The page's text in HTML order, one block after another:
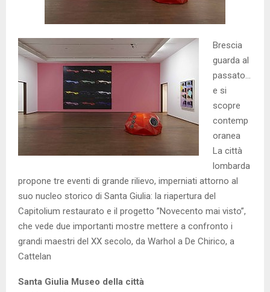
Brescia
guarda al
passato…
e si
scopre
contemp
oranea
La città
lombarda
propone tre eventi di grande rilievo, imperniati attorno al
suo nucleo storico di Santa Giulia: la riapertura del
Capitolium restaurato e il progetto ”Novecento mai visto”,
che vede due importanti mostre mettere a confronto i
grandi maestri del XX secolo, da Warhol a De Chirico, a
Cattelan
Santa Giulia Museo della città